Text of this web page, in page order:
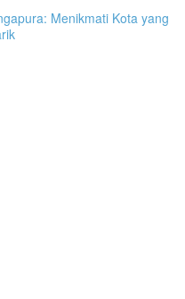
Menikmati Kota yang